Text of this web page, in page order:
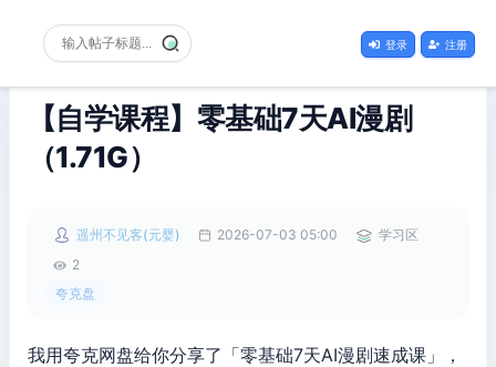
登录 注册
【自学课程】零基础7天AI漫剧
（1.71G）
遥州不见客(元婴) 2026-07-03 05:00
学习区
2
夸克盘
我用夸克网盘给你分享了「零基础7天AI漫剧速成课」，